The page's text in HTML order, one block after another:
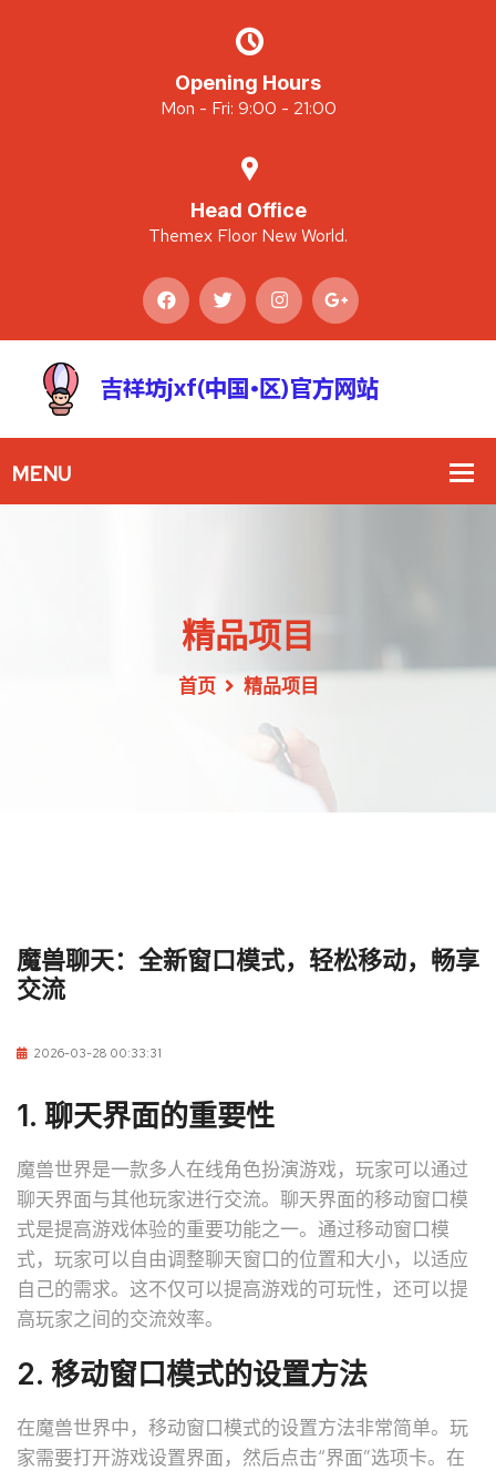
Opening Hours
Mon - Fri: 9:00 - 21:00
Head Office
Themex Floor New World.
精品项目
首页 精品项目
魔兽聊天：全新窗口模式，轻松移动，畅享
交流
2026-03-28 00:33:31
1. 聊天界面的重要性
魔兽世界是一款多人在线角色扮演游戏，玩家可以通过
聊天界面与其他玩家进行交流。聊天界面的移动窗口模
式是提高游戏体验的重要功能之一。通过移动窗口模
式，玩家可以自由调整聊天窗口的位置和大小，以适应
自己的需求。这不仅可以提高游戏的可玩性，还可以提
高玩家之间的交流效率。
2. 移动窗口模式的设置方法
在魔兽世界中，移动窗口模式的设置方法非常简单。玩
家需要打开游戏设置界面，然后点击“界面”选项卡。在